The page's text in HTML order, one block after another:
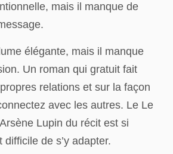
mais il manque de
élégante, mais il manque
Un roman qui gratuit fait
relations et sur la façon
avec les autres. Le Le
Lupin du récit est si
difficile de s’y adapter.